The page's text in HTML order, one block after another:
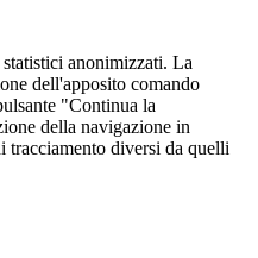
anonimizzati. La
dell'apposito comando
"Continua la
della navigazione in
tracciamento diversi da quelli